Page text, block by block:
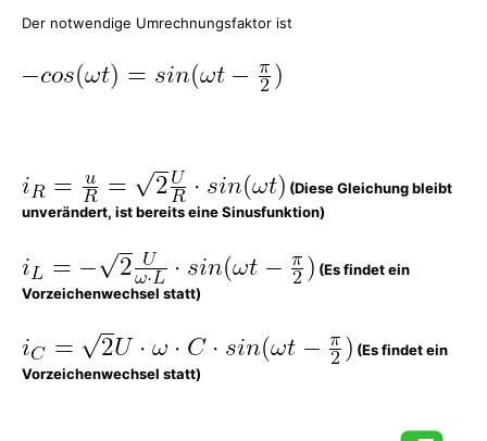
Der notwendige Umrechnungsfaktor ist
(Diese Gleichung bleibt
unverändert, ist bereits eine Sinusfunktion)
(Es findet ein
Vorzeichenwechsel statt)
(Es findet ein
Vorzeichenwechsel statt)